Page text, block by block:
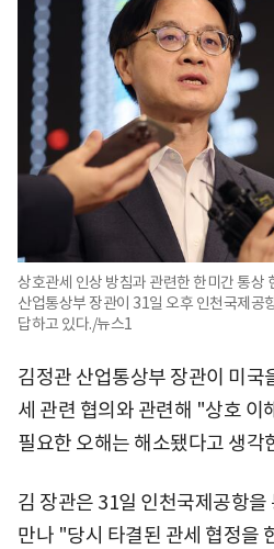
상호관세 인상 방침과 관련한 한미간 통상
산업통상부 장관이 31일 오후 인천국제공
답하고 있다./뉴스1
김정관 산업통상부 장관이 미국
세 관련 협의와 관련해 "상호 이
필요한 오해는 해소됐다고 생각
김 장관은 31일 인천국제공항
만나 "당시 타결된 관세 협정을